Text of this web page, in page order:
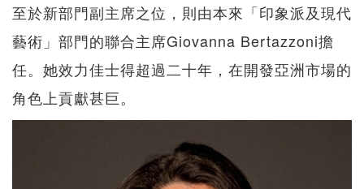
至於新部門副主席之位，則由本來「印象派及現代
藝術」部門的聯合主席Giovanna Bertazzoni擔
任。她效力佳士得超過二十年，在開發亞洲市場的
角色上貢獻甚巨。